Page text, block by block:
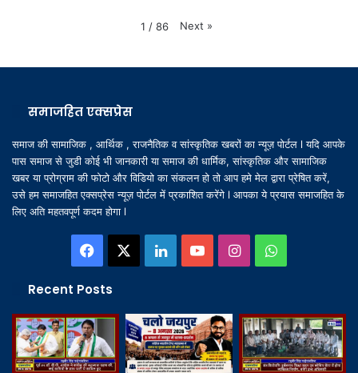
1 / 86 Next »
समाजहित एक्सप्रेस
समाज की सामाजिक , आर्थिक , राजनैतिक व सांस्कृतिक खबरों का न्यूज़ पोर्टल l यदि आपके
पास समाज से जुडी कोई भी जानकारी या समाज की धार्मिक, सांस्कृतिक और सामाजिक
खबर या प्रोग्राम की फोटो और विडियो का संकलन हो तो आप हमे मेल द्वारा प्रेषित करें,
उसे हम समाजहित एक्सप्रेस न्यूज़ पोर्टल में प्रकाशित करेंगे l आपका ये प्रयास समाजहित के
लिए अति महतवपूर्ण कदम होगा l
Facebook LinkedInYouTubeInstagramWhatsApp
Recent Posts